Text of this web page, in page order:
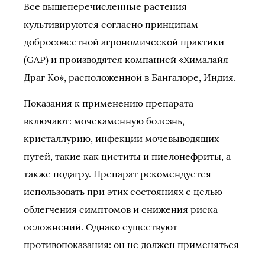
Все вышеперечисленные растения
культивируются согласно принципам
добросовестной агрономической практики
(GAP) и производятся компанией «Хималайя
Драг Ко», расположенной в Бангалоре, Индия.
Показания к применению препарата
включают: мочекаменную болезнь,
кристаллурию, инфекции мочевыводящих
путей, такие как циститы и пиелонефриты, а
также подагру. Препарат рекомендуется
использовать при этих состояниях с целью
облегчения симптомов и снижения риска
осложнений. Однако существуют
противопоказания: он не должен применяться